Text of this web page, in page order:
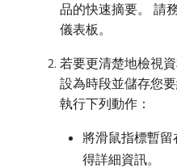
品的快速摘要。 請
儀表板。
若要更清楚地檢視
設為時段並儲存您
執行下列動作：
將滑鼠指標暫
得詳細資訊。